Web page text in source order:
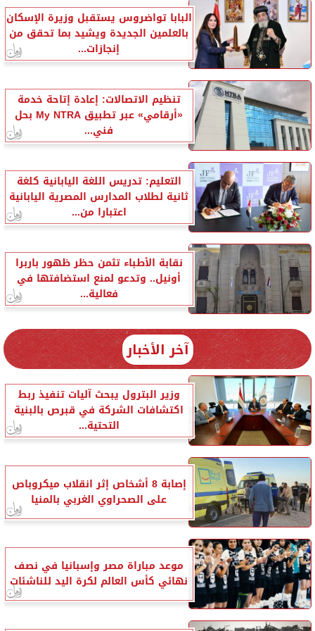
البابا تواضروس يستقبل وزيرة الإسكان
بالعلمين الجديدة ويشيد بما تحقق من
إنجازات...
تنظيم الاتصالات: إعادة إتاحة خدمة
«أرقامي» عبر تطبيق My NTRA بحل
فني...
التعليم: تدريس اللغة اليابانية كلغة
ثانية لطلاب المدارس المصرية اليابانية
اعتبارا من...
نقابة الأطباء تثمن حظر ظهور باربرا
أونيل.. وتدعو لمنع استضافتها في
فعالية...
آخر الأخبار
وزير البترول يبحث آليات تنفيذ ربط
اكتشافات الشركة في قبرص بالبنية
التحتية...
إصابة 8 أشخاص إثر انقلاب ميكروباص
على الصحراوي الغربي بالمنيا
موعد مباراة مصر وإسبانيا في نصف
نهائي كأس العالم لكرة اليد للناشئات